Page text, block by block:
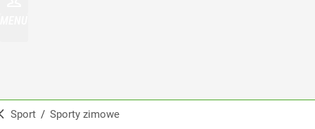
Sport / Sporty zimowe